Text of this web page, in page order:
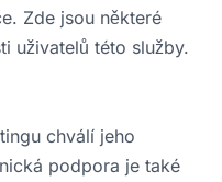
Zde jsou některé
uživatelů této služby.
chválí jeho
podpora je také